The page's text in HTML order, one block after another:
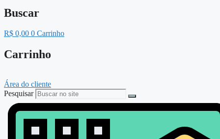
Buscar
R$ 0,00 0 Carrinho
Carrinho
Área do cliente
Pesquisar